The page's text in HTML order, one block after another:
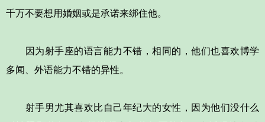
千万不要想用婚姻或是承诺来绑住他。
因为射手座的语言能力不错，相同的，他们也喜欢博学
多闻、外语能力不错的异性。
射手男尤其喜欢比自己年纪大的女性，因为他们没什么